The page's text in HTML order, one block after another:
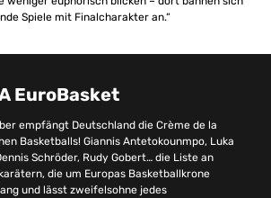
Spiele mit Finalcharakter an.“
EuroBasket
empfängt Deutschland die Crème de la
Basketballs! Giannis Antetokounmpo, Luka
Schröder, Rudy Gobert… die Liste an
die um Europas Basketballkrone
und lässt zweifelsohne jedes